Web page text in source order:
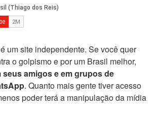
é um site independente. Se você quer
o golpismo e por um Brasil melhor,
amigos e em grupos de
. Quanto mais gente tiver acesso
poder terá a manipulação da mídia